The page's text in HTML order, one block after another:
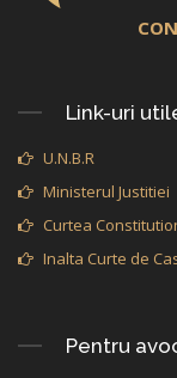
Link-uri
U.N.B.R
Ministerul Justitiei
Curtea
Inalta Curte de
Pentru